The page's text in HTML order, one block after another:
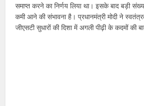
समाप्त करने का निर्णय लिया था। इसके बाद बड़ी
कमी आने की संभावना है। प्रधानमंत्री मोदी ने
जीएसटी सुधारों की दिशा में अगली पीढ़ी के कदमों की